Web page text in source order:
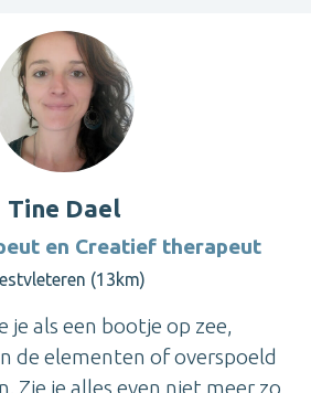
Tine Dael
en Creatief therapeut
(13km)
je als een bootje op zee,
de elementen of overspoeld
Zie je alles even niet meer zo